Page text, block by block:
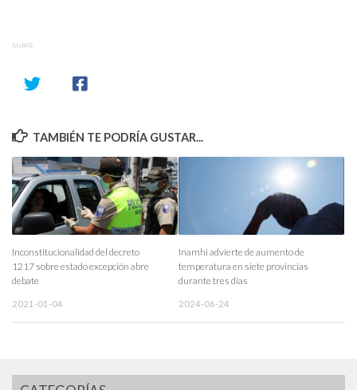
SHARE
TAMBIÉN TE PODRÍA GUSTAR...
Inconstitucionalidad del decreto
1217 sobre estado excepción abre
debate
2021-01-04
Inamhi advierte de aumento de
temperatura en siete provincias
durante tres días
2024-06-24